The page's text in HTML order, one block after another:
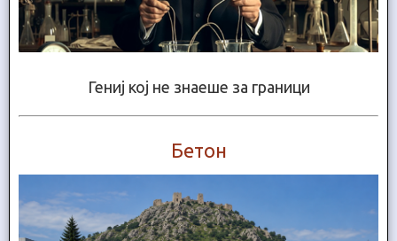
Гениј кој не знаеше за граници
Бетон